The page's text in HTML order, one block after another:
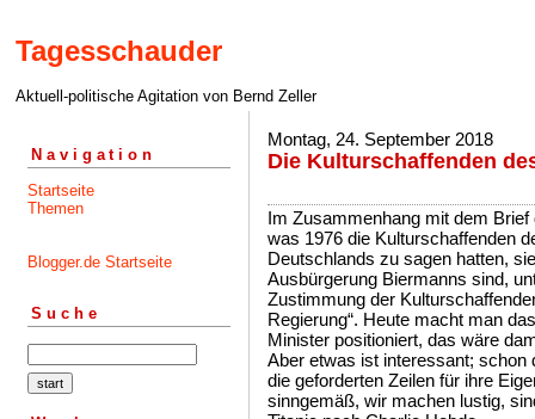
Tagesschauder
Aktuell-politische Agitation von Bernd Zeller
Navigation
Startseite
Themen
Blogger.de Startseite
Suche
Montag, 24. September 2018
Die Kulturschaffenden
Im Zusammenhang mit dem
was 1976 die Kulturschaffenden
Deutschlands zu sagen hatten,
Ausbürgerung Biermanns sind,
Zustimmung der
Regierung“. Heute macht man
Minister positioniert, das wäre
Aber etwas ist interessant; schon
die geforderten Zeilen für ihre
sinngemäß, wir machen lustig,